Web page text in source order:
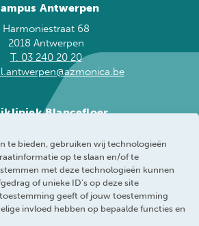
te bieden, gebruiken wij technologieën
op te slaan en/of te
met deze technologieën kunnen
of unieke ID's op deze site
geeft of jouw toestemming
invloed hebben op bepaalde functies en
Antwerpen
Harmoniestraat 68
2018 Antwerpen
T. 03 240 20 20
Blancefloer
2050 Antwerpen
T. 03 240 20 60